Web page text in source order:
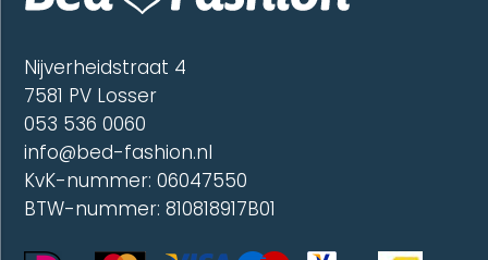
worden
Nijverheidstraat 4
7581 PV Losser
053 536 0060
info@bed-fashion.nl
KvK-nummer: 06047550
BTW-nummer: 810818917B01